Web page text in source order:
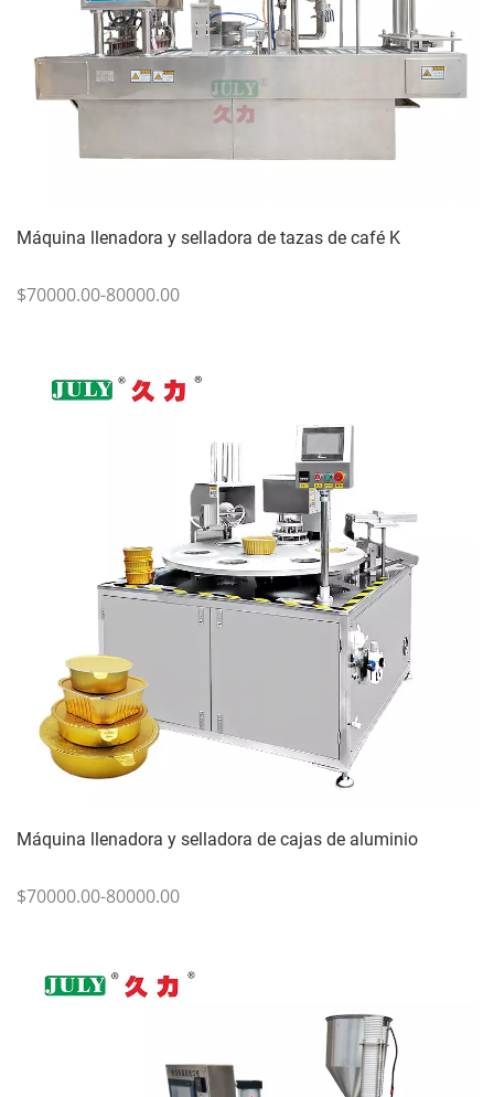
Máquina llenadora y selladora de tazas de café K
$70000.00-80000.00
Máquina llenadora y selladora de cajas de aluminio
$70000.00-80000.00